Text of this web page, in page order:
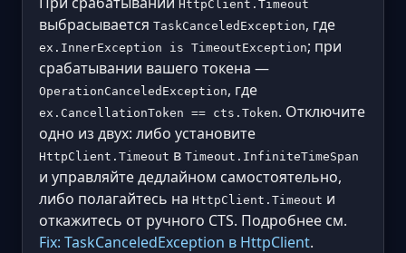
HttpClient.Timeout
выбрасывается TaskCanceledException, где
ex.InnerException is TimeoutException; при
срабатывании вашего токена —
OperationCanceledException, где
ex.CancellationToken == cts.Token. Отключите
одно из двух: либо установите
HttpClient.Timeout в Timeout.InfiniteTimeSpan
и управляйте дедлайном самостоятельно,
либо полагайтесь на HttpClient.Timeout и
откажитесь от ручного CTS. Подробнее см.
Fix: TaskCanceledException в HttpClient.